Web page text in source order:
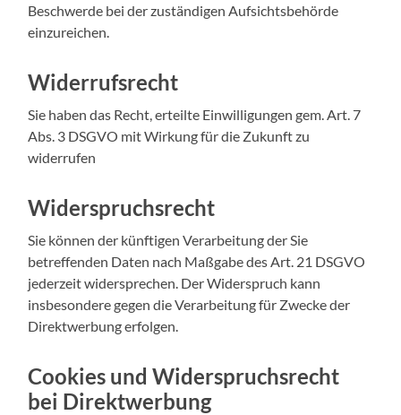
Beschwerde bei der zuständigen Aufsichtsbehörde
einzureichen.
Widerrufsrecht
Sie haben das Recht, erteilte Einwilligungen gem. Art. 7
Abs. 3 DSGVO mit Wirkung für die Zukunft zu
widerrufen
Widerspruchsrecht
Sie können der künftigen Verarbeitung der Sie
betreffenden Daten nach Maßgabe des Art. 21 DSGVO
jederzeit widersprechen. Der Widerspruch kann
insbesondere gegen die Verarbeitung für Zwecke der
Direktwerbung erfolgen.
Cookies und Widerspruchsrecht
bei Direktwerbung